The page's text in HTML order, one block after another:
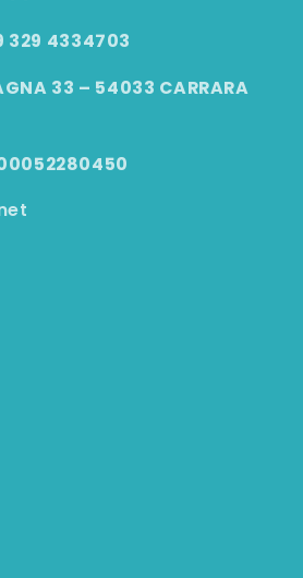
329 4334703
33 – 54033 CARRARA